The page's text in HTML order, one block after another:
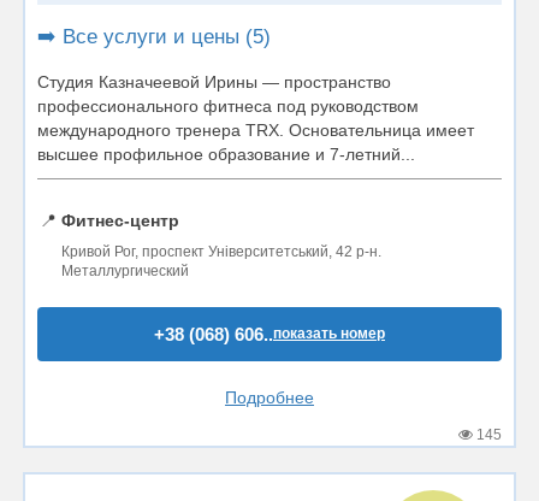
➡️ Все услуги и цены (5)
Студия Казначеевой Ирины — пространство
профессионального фитнеса под руководством
международного тренера TRX. Основательница имеет
высшее профильное образование и 7-летний...
📍 Фитнес-центр
Кривой Рог, проспект Університетський, 42 р-н.
Металлургический
+38 (068) 606..показать номер
Подробнее
145